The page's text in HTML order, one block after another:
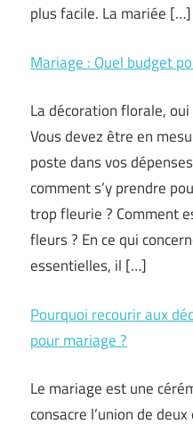
plus facile. La mariée […]
Mariage : Quel budget
La décoration florale,
Vous devez être en
poste dans vos
comment s’y prendre
trop fleurie ? Comment
fleurs ? En ce qui
essentielles, il […]
Pourquoi recourir aux
pour mariage ?
Le mariage est une
consacre l’union de